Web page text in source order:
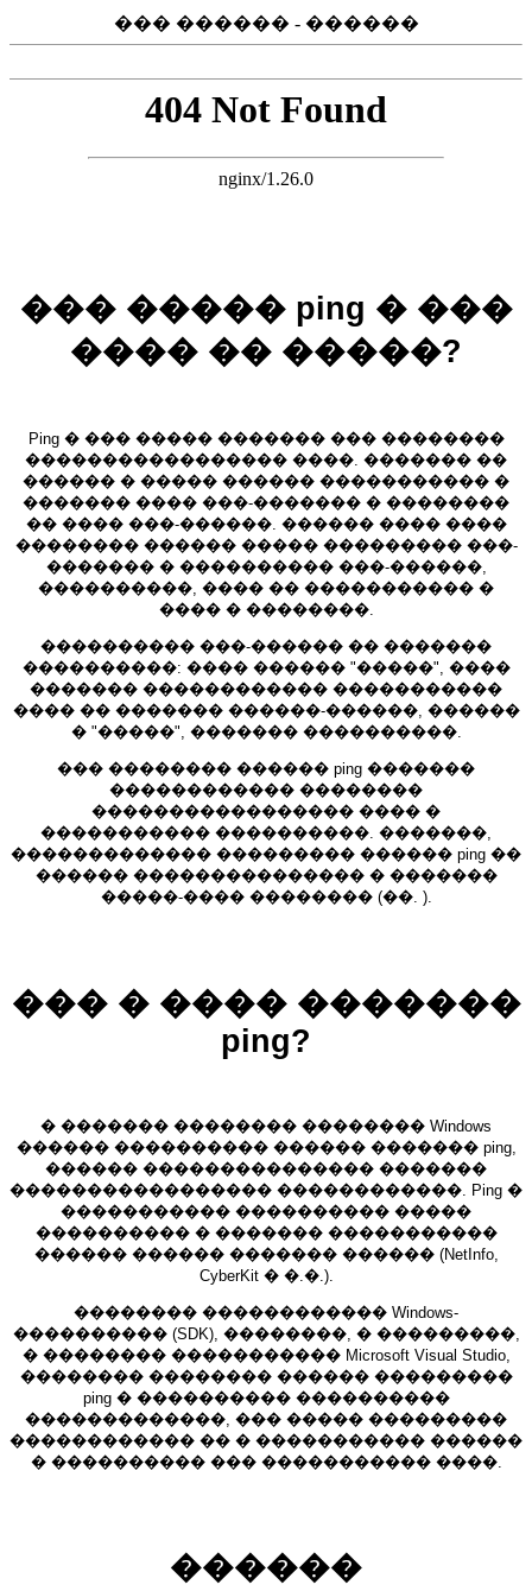
��� ������ - ������
��� ����� ping � ���
���� �� �����?
Ping � ��� ����� ������� ��� ��������
����������������� ����. ������� ��
������ � ����� ������ ����������� �
������� ���� ���-������� � ��������
�� ���� ���-������. ������ ���� ����
�������� ������ ����� ��������� ���-
������� � ���������� ���-������,
����������, ���� �� ����������� �
���� � ��������.
���������� ���-������ �� �������
����������: ���� ������ "�����", ����
������� ������������ �����������
���� �� ������� ������-������, ������
� "�����", ������� ����������.
��� �������� ������ ping �������
������������ ��������
����������������� ���� �
����������� ����������. �������,
������������� ��������� ������ ping ��
������ ��������������� � �������
�����-���� �������� (��. ).
��� � ���� �������
ping?
� ������� �������� �������� Windows
������ ���������� ������ ������� ping,
������ ��������������� �������
����������������� ������������. Ping �
����������� ���������� �����
���������� � ������� �����������
������ ������ ������� ������ (NetInfo,
CyberKit � �.�.).
�������� ������������ Windows-
���������� (SDK), ��������, � ���������,
� �������� ����������� Microsoft Visual Studio,
�������� �������� ������ ���������
ping � ���������� ����������
�������������, ��� ����� ���������
������������ �� � ����������� ������
� ���������� ��� ����������� ����.
������